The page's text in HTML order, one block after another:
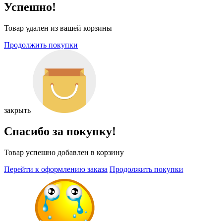
Успешно!
Товар удален из вашей корзины
Продолжить покупки
закрыть
Спасибо за покупку!
Товар успешно добавлен в корзину
Перейти к оформлению заказа Продолжить покупки